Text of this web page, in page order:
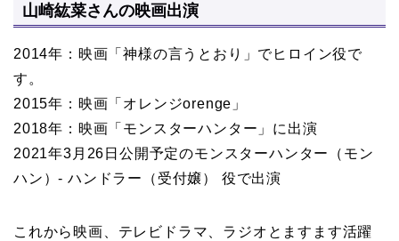
山崎紘菜さんの映画出演
2014年：映画「神様の言うとおり」でヒロイン役で
す。
2015年：映画「オレンジorenge」
2018年：映画「モンスターハンター」に出演
2021年3月26日公開予定のモンスターハンター（モン
ハン）- ハンドラー（受付嬢） 役で出演
これから映画、テレビドラマ、ラジオとますます活躍